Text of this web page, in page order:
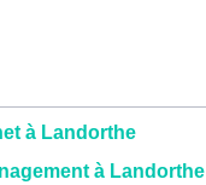
à Landorthe
à Landorthe